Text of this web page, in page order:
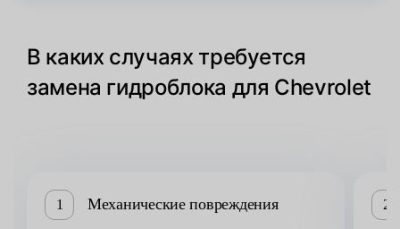
В каких случаях требуется
замена гидроблока для Chevrolet
1 Механические повреждения 2